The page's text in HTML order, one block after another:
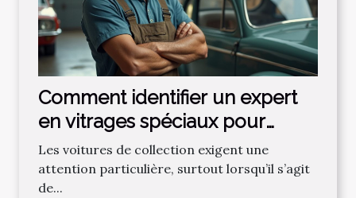
Comment identifier un expert
en vitrages spéciaux pour
voitures de collection ?
Les voitures de collection exigent une
attention particulière, surtout lorsqu’il s’agit
de...